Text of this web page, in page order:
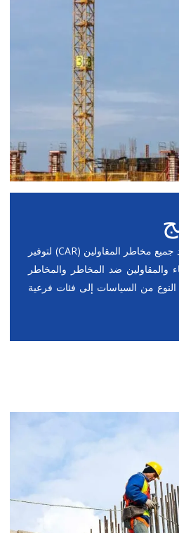
تم تصميم وثائق التأمين ضد جميع مخاطر المقاولين (CAR) لتوفير
والمقاولين ضد المخاطر والمخاطر
من السياسات إلى فئات فرعية